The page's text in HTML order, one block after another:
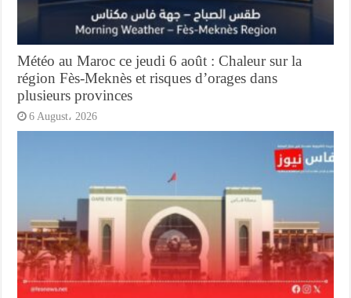
Météo au Maroc ce jeudi 6 août : Chaleur sur la
région Fès-Meknès et risques d’orages dans
plusieurs provinces
6 August، 2026